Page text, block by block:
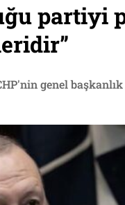
partiyi
CHP'nin genel